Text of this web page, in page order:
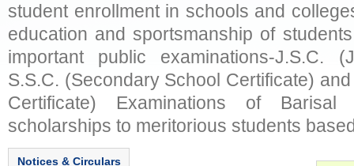
student enrollment in schools and
education and sportsmanship of
important public examinations-J.S.C.
S.S.C. (Secondary School Certificate)
Certificate) Examinations of
scholarships to meritorious students
Notices & Circulars